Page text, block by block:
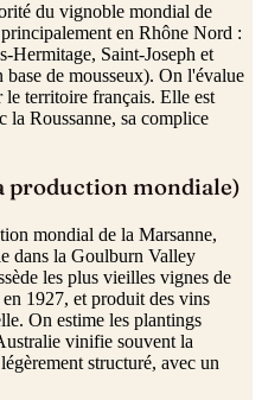
du vignoble mondial de
en Rhône Nord :
Hermitage, Saint-Joseph et
de mousseux). On l'évalue
le territoire français. Elle est
la Roussanne, sa complice
production mondiale)
mondial de la Marsanne,
dans la Goulburn Valley
les plus vieilles vignes de
1927, et produit des vins
On estime les plantings
vinifie souvent la
structuré, avec un